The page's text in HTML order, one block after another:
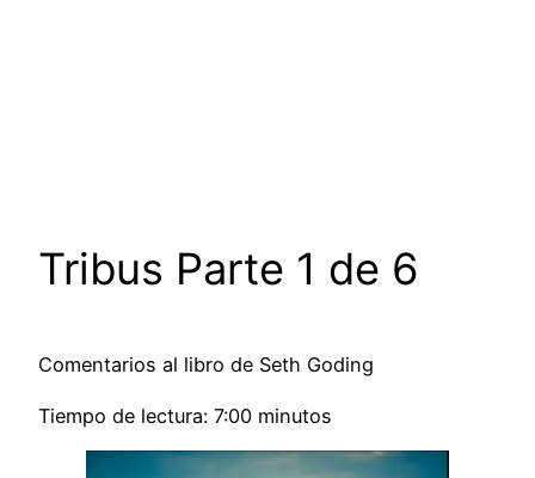
Tribus Parte 1 de 6
Comentarios al libro de Seth Goding
Tiempo de lectura: 7:00 minutos